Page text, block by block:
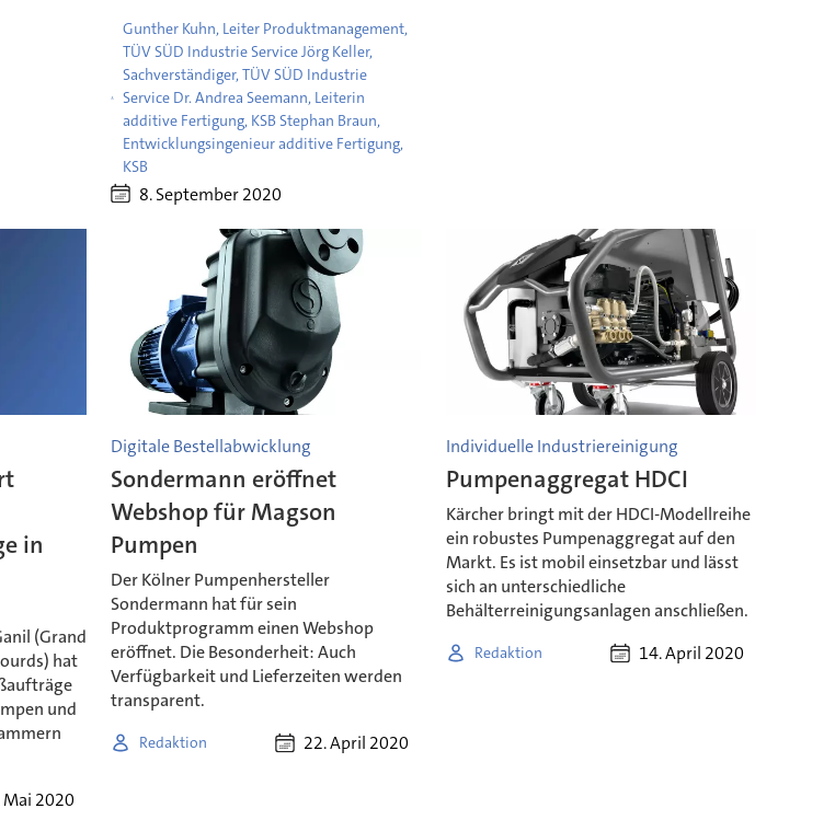
Gunther Kuhn, Leiter Produktmanagement,
TÜV SÜD Industrie Service Jörg Keller,
Sachverständiger, TÜV SÜD Industrie
Service Dr. Andrea Seemann, Leiterin
additive Fertigung, KSB Stephan Braun,
Entwicklungsingenieur additive Fertigung,
KSB
8. September 2020
in
(Grand
hat
und
Mai 2020
Digitale Bestellabwicklung
Sondermann eröffnet
Webshop für Magson
Pumpen
Der Kölner Pumpenhersteller
Sondermann hat für sein
Produktprogramm einen Webshop
eröffnet. Die Besonderheit: Auch
Verfügbarkeit und Lieferzeiten werden
transparent.
Redaktion 22. April 2020
Individuelle Industriereinigung
Pumpenaggregat HDCI
Kärcher bringt mit der HDCI-Modellreihe
ein robustes Pumpenaggregat auf den
Markt. Es ist mobil einsetzbar und lässt
sich an unterschiedliche
Behälterreinigungsanlagen anschließen.
Redaktion 14. April 2020